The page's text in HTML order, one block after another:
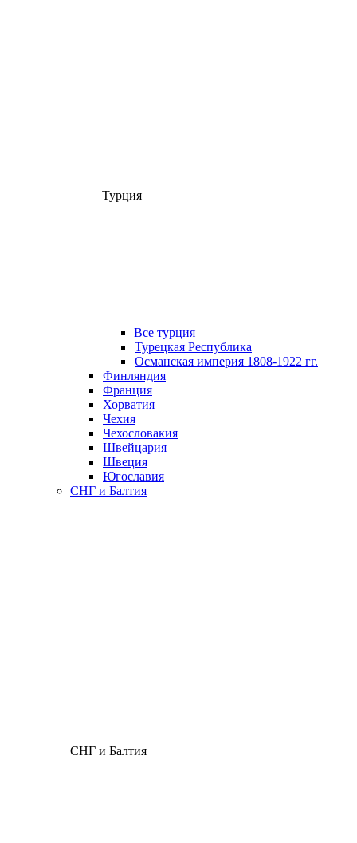
Турция
Все турция
Турецкая Республика
Османская империя 1808-1922 гг.
Финляндия
Франция
Хорватия
Чехия
Чехословакия
Швейцария
Швеция
Югославия
СНГ и Балтия
СНГ и Балтия